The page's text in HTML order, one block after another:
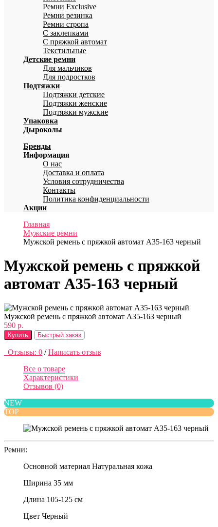
Ремни Exclusive
Ремни резинка
Ремни стропа
С заклепками
С пряжкой автомат
Текстильные
Детские ремни
Для мальчиков
Для подростков
Подтяжки
Подтяжки детские
Подтяжки женские
Подтяжки мужские
Упаковка
Дыроколы
Бренды
Информация
О нас
Доставка и оплата
Условия сотрудничества
Контакты
Политика конфиденциальности
Акции
Главная
Мужские ремни
Мужской ремень с пряжкой автомат A35-163 черный
Мужской ремень с пряжкой
автомат A35-163 черный
Мужской ремень с пряжкой автомат A35-163 черный
590 р.
Купить Быстрый заказ
Отзывы: 0 / Написать отзыв
Все о товаре
Характеристики
Отзывов (0)
NEW
TOP
Ремни:
Основной материал Натуральная кожа
Ширина 35 мм
Длина 105-125 см
Цвет Черный